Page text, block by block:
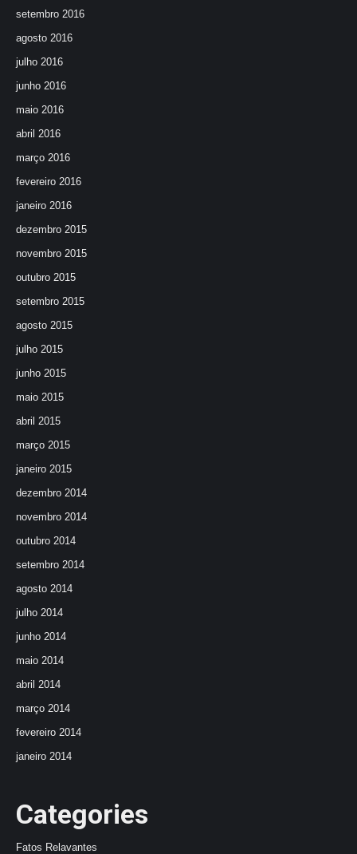
setembro 2016
agosto 2016
julho 2016
junho 2016
maio 2016
abril 2016
março 2016
fevereiro 2016
janeiro 2016
dezembro 2015
novembro 2015
outubro 2015
setembro 2015
agosto 2015
julho 2015
junho 2015
maio 2015
abril 2015
março 2015
janeiro 2015
dezembro 2014
novembro 2014
outubro 2014
setembro 2014
agosto 2014
julho 2014
junho 2014
maio 2014
abril 2014
março 2014
fevereiro 2014
janeiro 2014
Categories
Fatos Relavantes